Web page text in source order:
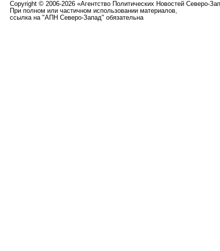
Copyright © 2006-2026 «Агентство Политических Новостей Северо-
При полном или частичном использовании материалов,
ссылка на "АПН Северо-Запад" обязательна